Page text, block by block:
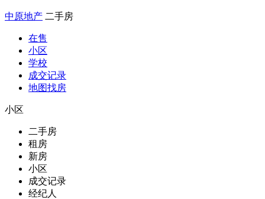
中原地产 二手房
在售
小区
学校
成交记录
地图找房
小区
二手房
租房
新房
小区
成交记录
经纪人